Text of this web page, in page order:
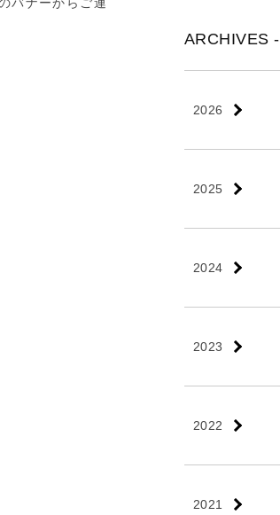
ARCHIVES -
2026
2025
2024
2023
2022
2021